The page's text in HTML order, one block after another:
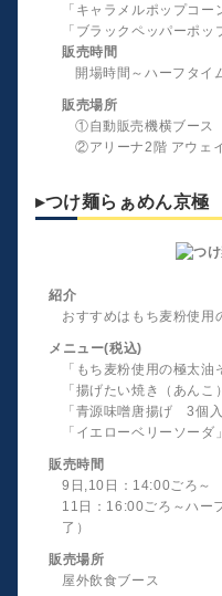
「キャラメルポップコー
「ブラックペッパーポ
販売時間
開場時間～ハーフタイ
販売場所
①自動販売機横ブース
②アリーナ2階 アウェ
▸つけ麺らぁめん京極
紹介
おすすめはもち麦粉使用
メニュー(税込)
「もち麦粉使用の極太油
「揚げたい焼き（あんこ
「青源味噌唐揚げ 3個
「イエローベリーソーダ
販売時間
9日,10日：14:00ごろ～
11日：16:00ごろ～ハー
了）
販売場所
屋外飲食ブース